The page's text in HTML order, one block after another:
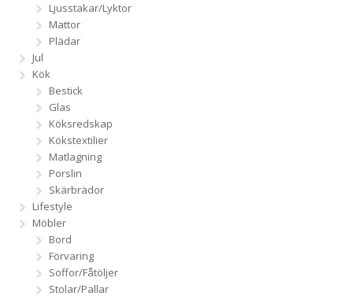
Ljusstakar/Lyktor
Mattor
Plädar
Jul
Kök
Bestick
Glas
Köksredskap
Kökstextilier
Matlagning
Porslin
Skärbrädor
Lifestyle
Möbler
Bord
Förvaring
Soffor/Fåtöljer
Stolar/Pallar